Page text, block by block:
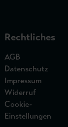
Rechtliches
AGB
Datenschutz
Impressum
Widerruf
Cookie-
Einstellungen